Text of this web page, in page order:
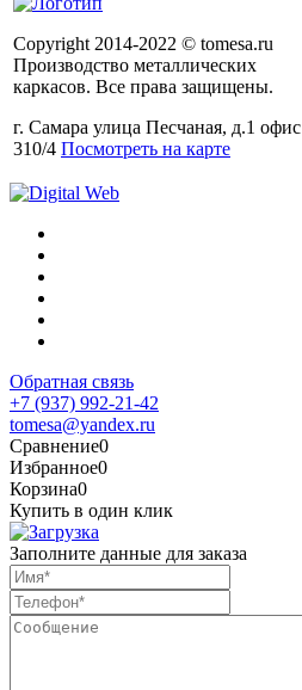
Copyright 2014-2022 © tomesa.ru
Производство металлических
каркасов. Все права защищены.
г. Самара улица Песчаная, д.1 офис
310/4 Посмотреть на карте
Обратная связь
+7 (937) 992-21-42
tomesa@yandex.ru
Сравнение0
Избранное0
Корзина0
Купить в один клик
Заполните данные для заказа